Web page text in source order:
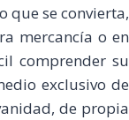
que se convierta,
mercancía o en
comprender su
exclusivo de
de propia